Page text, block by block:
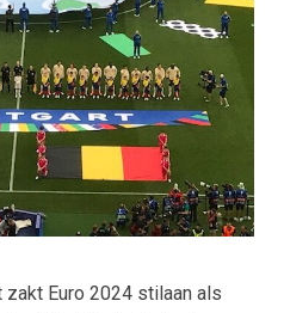
Euro 2024 stilaan als